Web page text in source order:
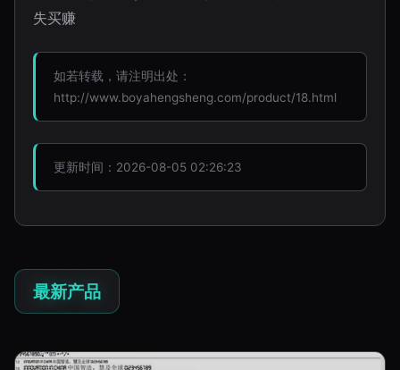
失买赚
如若转载，请注明出处：
http://www.boyahengsheng.com/product/18.html
更新时间：2026-08-05 02:26:23
最新产品